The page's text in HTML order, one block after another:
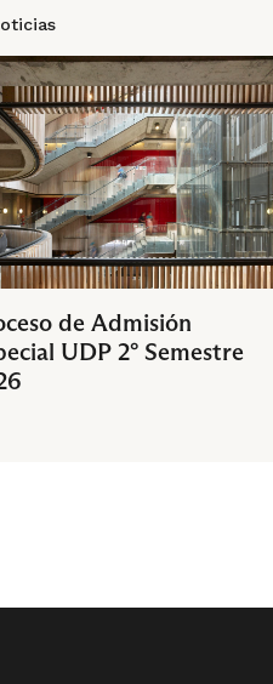
de Admisión
UDP 2° Semestre